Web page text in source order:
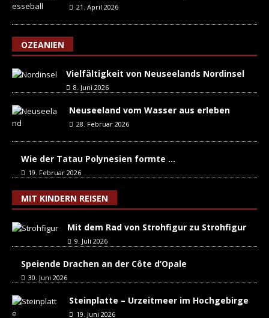
21. April 2026
OZEANIEN
Vielfältigkeit von Neuseelands Nordinsel
8. Juni 2026
Neuseeland vom Wasser aus erleben
28. Februar 2026
Wie der Tatau Polynesien formte …
19. Februar 2026
MIT KINDERN REISEN
Mit dem Rad von Strohfigur zu Strohfigur
9. Juli 2026
Speiende Drachen an der Côte d’Opale
30. Juni 2026
Steinplatte – Urzeitmeer im Hochgebirge
19. Juni 2026